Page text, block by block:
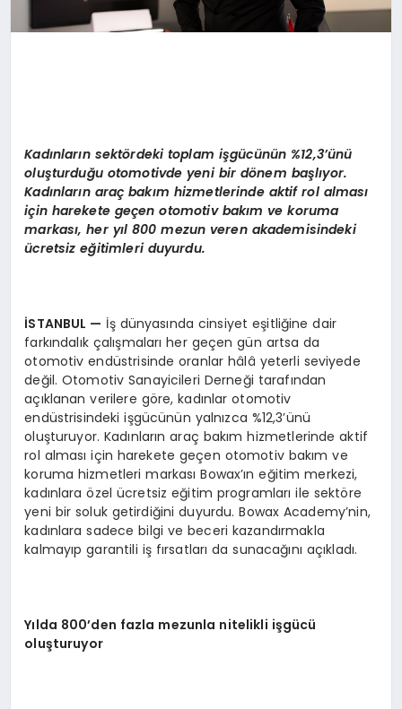
Kadınların sektördeki toplam işgücünün %12,3’ünü
oluşturduğu otomotivde yeni bir dönem başlıyor.
Kadınların araç bakım hizmetlerinde aktif rol alması
için harekete geçen otomotiv bakım ve koruma
markası, her yıl 800 mezun veren akademisindeki
ücretsiz eğitimleri duyurdu.
İSTANBUL — İş dünyasında cinsiyet eşitliğine dair
farkındalık çalışmaları her geçen gün artsa da
otomotiv endüstrisinde oranlar hâlâ yeterli seviyede
değil. Otomotiv Sanayicileri Derneği tarafından
açıklanan verilere göre, kadınlar otomotiv
endüstrisindeki işgücünün yalnızca %12,3’ünü
oluşturuyor. Kadınların araç bakım hizmetlerinde aktif
rol alması için harekete geçen otomotiv bakım ve
koruma hizmetleri markası Bowax’ın eğitim merkezi,
kadınlara özel ücretsiz eğitim programları ile sektöre
yeni bir soluk getirdiğini duyurdu. Bowax Academy’nin,
kadınlara sadece bilgi ve beceri kazandırmakla
kalmayıp garantili iş fırsatları da sunacağını açıkladı.
Yılda 800’den fazla mezunla nitelikli işgücü
oluşturuyor